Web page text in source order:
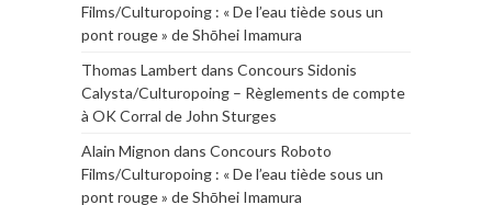
Films/Culturopoing : « De l’eau tiède sous un
pont rouge » de Shōhei Imamura
Thomas Lambert dans Concours Sidonis
Calysta/Culturopoing – Règlements de compte
à OK Corral de John Sturges
Alain Mignon dans Concours Roboto
Films/Culturopoing : « De l’eau tiède sous un
pont rouge » de Shōhei Imamura